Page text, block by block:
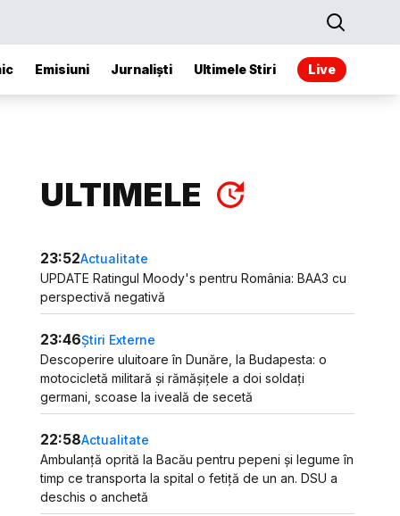
Emisiuni Jurnaliști Ultimele Stiri Live
ULTIMELE
23:52Actualitate
UPDATE Ratingul Moody's pentru România: BAA3 cu
perspectivă negativă
23:46Știri Externe
Descoperire uluitoare în Dunăre, la Budapesta: o
motocicletă militară și rămășițele a doi soldați
germani, scoase la iveală de secetă
22:58Actualitate
Ambulanță oprită la Bacău pentru pepeni și legume în
timp ce transporta la spital o fetiță de un an. DSU a
deschis o anchetă